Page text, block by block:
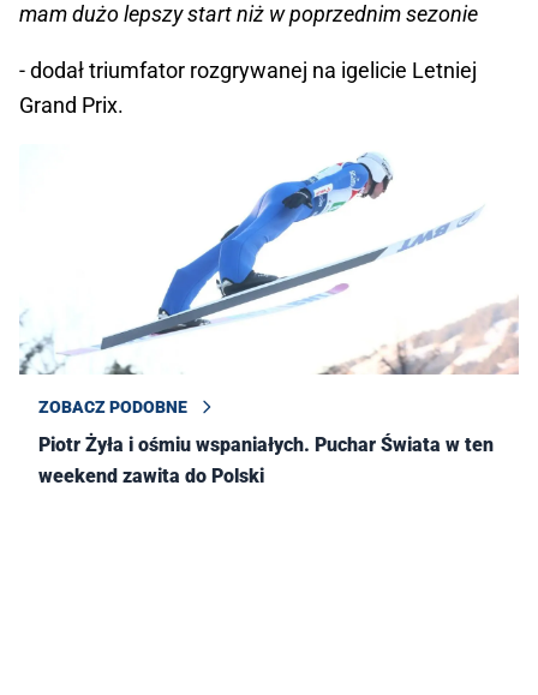
mam dużo lepszy start niż w poprzednim sezonie
- dodał triumfator rozgrywanej na igelicie Letniej
Grand Prix.
ZOBACZ PODOBNE
Piotr Żyła i ośmiu wspaniałych. Puchar Świata w ten
weekend zawita do Polski